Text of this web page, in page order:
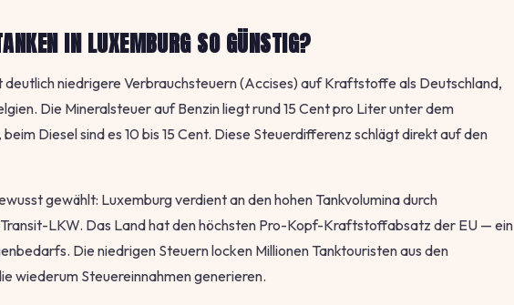
IN LUXEMBURG SO GÜNSTIG?
deutlich niedrigere Verbrauchsteuern (Accises) auf Kraftstoffe als Deutschland,
Die Mineralsteuer auf Benzin liegt rund 15 Cent pro Liter unter dem
Diesel sind es 10 bis 15 Cent. Diese Steuerdifferenz schlägt direkt auf den
gewählt: Luxemburg verdient an den hohen Tankvolumina durch
LKW. Das Land hat den höchsten Pro-Kopf-Kraftstoffabsatz der EU — ein
Die niedrigen Steuern locken Millionen Tanktouristen aus den
wiederum Steuereinnahmen generieren.